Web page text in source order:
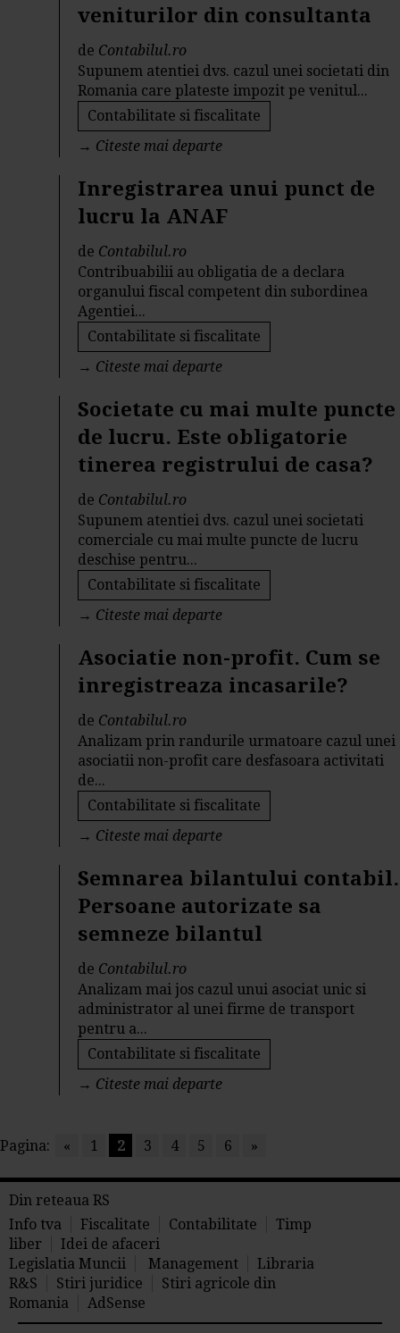
veniturilor din consultanta
de Contabilul.ro
Supunem atentiei dvs. cazul unei societati din
Romania care plateste impozit pe venitul...
Contabilitate si fiscalitate
→ Citeste mai departe
Inregistrarea unui punct de
lucru la ANAF
de Contabilul.ro
Contribuabilii au obligatia de a declara
organului fiscal competent din subordinea
Agentiei...
Contabilitate si fiscalitate
→ Citeste mai departe
Societate cu mai multe puncte
de lucru. Este obligatorie
tinerea registrului de casa?
de Contabilul.ro
Supunem atentiei dvs. cazul unei societati
comerciale cu mai multe puncte de lucru
deschise pentru...
Contabilitate si fiscalitate
→ Citeste mai departe
Asociatie non-profit. Cum se
inregistreaza incasarile?
de Contabilul.ro
Analizam prin randurile urmatoare cazul unei
asociatii non-profit care desfasoara activitati
de...
Contabilitate si fiscalitate
→ Citeste mai departe
Semnarea bilantului contabil.
Persoane autorizate sa
semneze bilantul
de Contabilul.ro
Analizam mai jos cazul unui asociat unic si
administrator al unei firme de transport
pentru a...
Contabilitate si fiscalitate
→ Citeste mai departe
Pagina: « 1 2 3 4 5 6 »
Din reteaua RS
Info tva
Fiscalitate Contabilitate
Timp
liber
Idei de afaceri
Legislatia Muncii
Management
Libraria
R&S
Stiri juridice
Stiri agricole din
Romania
AdSense